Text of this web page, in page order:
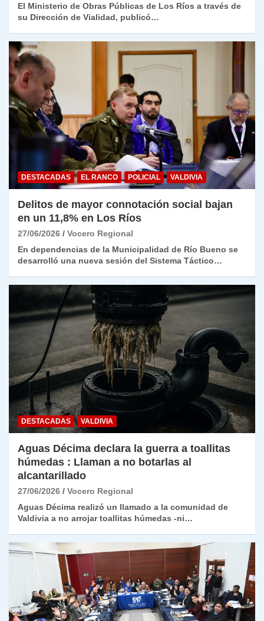
El Ministerio de Obras Públicas de Los Ríos a través de
su Dirección de Vialidad, publicó…
DESTACADAS EL RANCO POLICIAL VALDIVIA
Delitos de mayor connotación social bajan
en un 11,8% en Los Ríos
27/06/2026
Vocero Regional
En dependencias de la Municipalidad de Río Bueno se
desarrolló una nueva sesión del Sistema Táctico…
DESTACADAS VALDIVIA
Aguas Décima declara la guerra a toallitas
húmedas : Llaman a no botarlas al
alcantarillado
27/06/2026
Vocero Regional
Aguas Décima realizó un llamado a la comunidad de
Valdivia a no arrojar toallitas húmedas -ni…